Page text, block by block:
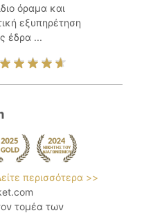
όραμα και
εξυπηρέτηση
έδρα ...
περισσότερα >>
τομέα των